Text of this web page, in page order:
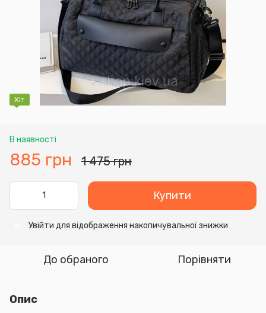
Хіт
В наявності
885 грн 1 475 грн
Купити
Увійти для відображення накопичувальної знижки
До обраного Порівняти
Опис